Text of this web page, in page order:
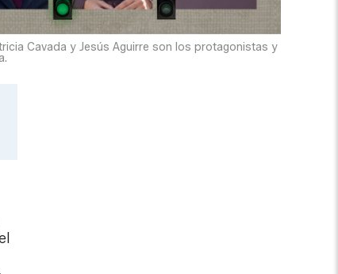
Cavada y Jesús Aguirre son los protagonistas y